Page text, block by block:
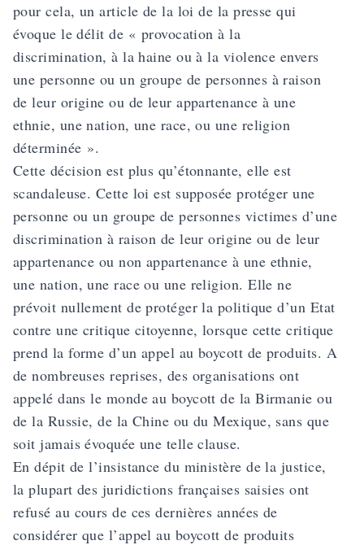
pour cela, un article de la loi de la presse qui
évoque le délit de « provocation à la
discrimination, à la haine ou à la violence envers
une personne ou un groupe de personnes à raison
de leur origine ou de leur appartenance à une
ethnie, une nation, une race, ou une religion
déterminée ».
Cette décision est plus qu’étonnante, elle est
scandaleuse. Cette loi est supposée protéger une
personne ou un groupe de personnes victimes d’une
discrimination à raison de leur origine ou de leur
appartenance ou non appartenance à une ethnie,
une nation, une race ou une religion. Elle ne
prévoit nullement de protéger la politique d’un Etat
contre une critique citoyenne, lorsque cette critique
prend la forme d’un appel au boycott de produits. A
de nombreuses reprises, des organisations ont
appelé dans le monde au boycott de la Birmanie ou
de la Russie, de la Chine ou du Mexique, sans que
soit jamais évoquée une telle clause.
En dépit de l’insistance du ministère de la justice,
la plupart des juridictions françaises saisies ont
refusé au cours de ces dernières années de
considérer que l’appel au boycott de produits